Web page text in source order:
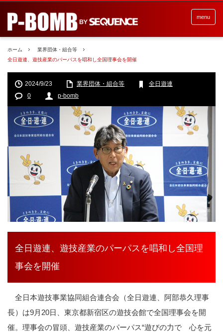
menu
ホーム
業界団体・組合等
全日遊連、遊技産業のパーパスを唱和し全国理事会を開催
2024/9/23 業界団体・組合等
全日遊連
0
p-bomb
全日遊連、遊技産業のパーパスを唱和し全国理
事会を開催
全日本遊技事業協同組合連合会（全日遊連、阿部恭久理事
長）は9月 20日、東京都新宿区の遊技会館で全国理事会を開
催。理事会の冒頭、遊技産業のパーパス“遊びの力で 心を元